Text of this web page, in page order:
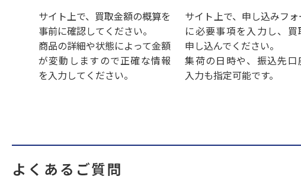
サイト上で、買取金額の概算を
事前に確認してください。
商品の詳細や状態によって金額
が変動しますので正確な情報
を入力してください。
サイト上で、申し込みフォ
に必要事項を入力し、買
申し込んでください。
集荷の日時や、振込先口
入力も指定可能です。
よくあるご質問